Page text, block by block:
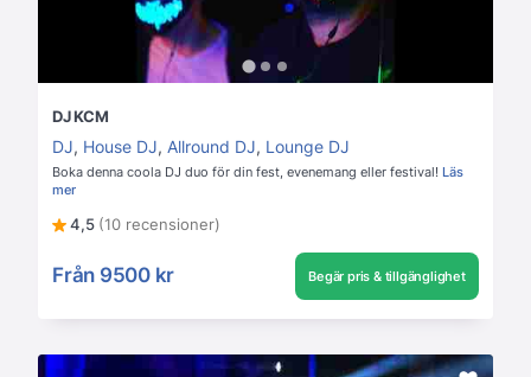
DJ KCM
DJ, House DJ, Allround DJ, Lounge DJ
Boka denna coola DJ duo för din fest, evenemang eller festival! Läs
mer
4,5 (10 recensioner)
Från 9500 kr Begär pris & tillgänglighet